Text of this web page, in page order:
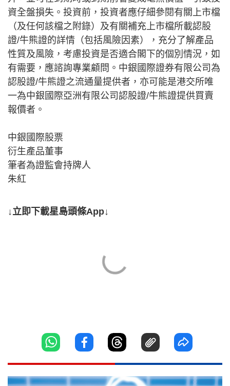
資全盤損失。投資前，投資者應仔細參閱有關上市檔
（及任何該檔之附錄）及有關補充上市檔所載認股
證/牛熊證的詳情（包括風險因素），充分了解產品
性質及風險，考慮投資是否適合閣下的個別情況，如
有需要，應諮詢專業顧問。中銀國際證券有限公司為
認股證/牛熊證之流通量提供者，亦可能是港交所唯
一為中銀國際亞洲有限公司認股證/牛熊證提供買賣
報價者。
中銀國際股票
衍生產品董事
筆者為證監會持牌人
朱紅
↓立即下載星島頭條App↓